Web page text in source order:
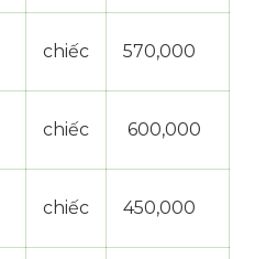
chiếc 570,000
chiếc 600,000
chiếc 450,000